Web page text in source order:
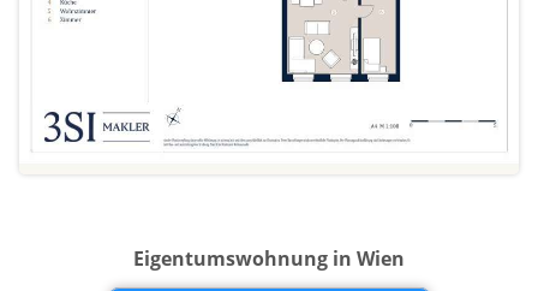
Eigentumswohnung in Wien